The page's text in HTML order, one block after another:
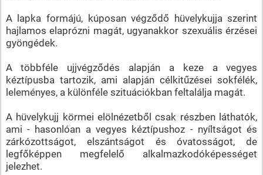
A lapka formájú, kúposan végződő hüvelykujja szerint
hajlamos elaprózni magát, ugyanakkor szexuális érzései
gyöngédek.
A többféle ujjvégződés alapján a keze a vegyes
kéztípusba tartozik, ami alapján célkitűzései sokfélék,
leleményes, a különféle szituációkban feltalálja magát.
A hüvelykujj körmei elölnézetből csak részben láthatók,
ami - hasonlóan a vegyes kéztípushoz - nyíltságot és
zárkózottságot, elszántságot és óvatosságot, de
legfőképpen megfelelő alkalmazkodóképességet
jelezhet.